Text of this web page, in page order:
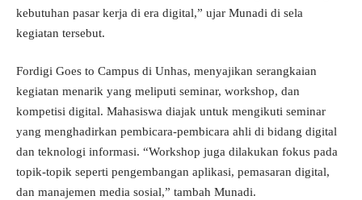
kebutuhan pasar kerja di era digital,” ujar Munadi di sela
kegiatan tersebut.
Fordigi Goes to Campus di Unhas, menyajikan serangkaian
kegiatan menarik yang meliputi seminar, workshop, dan
kompetisi digital. Mahasiswa diajak untuk mengikuti seminar
yang menghadirkan pembicara-pembicara ahli di bidang digital
dan teknologi informasi. “Workshop juga dilakukan fokus pada
topik-topik seperti pengembangan aplikasi, pemasaran digital,
dan manajemen media sosial,” tambah Munadi.